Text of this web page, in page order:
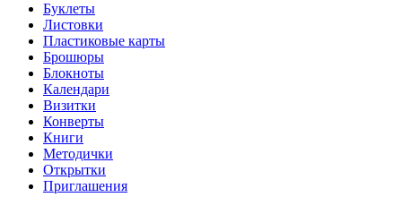
Буклеты
Листовки
Пластиковые карты
Брошюры
Блокноты
Календари
Визитки
Конверты
Книги
Методички
Открытки
Приглашения